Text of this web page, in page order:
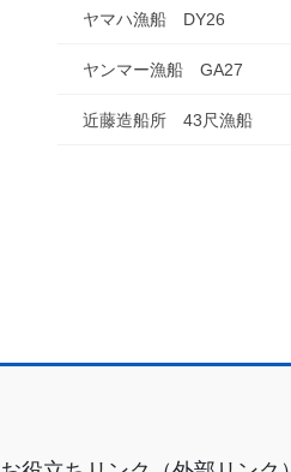
ヤマハ漁船 DY26
ヤンマー漁船 GA27
近藤造船所 43尺漁船